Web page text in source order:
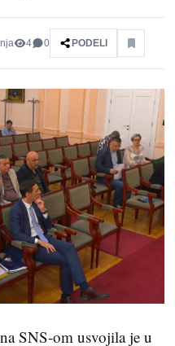
4 0 PODELI
SNS-om usvojila je u